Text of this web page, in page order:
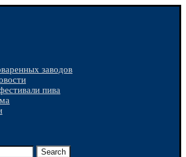
заводов
пива
Search